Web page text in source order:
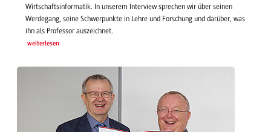
Wirtschaftsinformatik. In unserem Interview sprechen wir über seinen
Werdegang, seine Schwerpunkte in Lehre und Forschung und darüber, was
ihn als Professor auszeichnet.
weiterlesen